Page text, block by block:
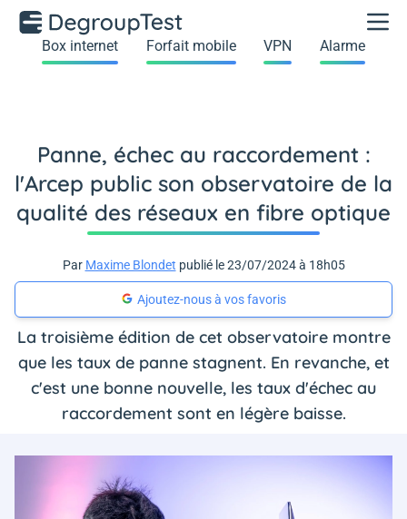
Box internet Forfait mobile VPN Alarme
Panne, échec au raccordement :
l'Arcep public son observatoire de la
qualité des réseaux en fibre optique
Par Maxime Blondet publié le 23/07/2024 à 18h05
Ajoutez-nous à vos favoris
La troisième édition de cet observatoire montre
que les taux de panne stagnent. En revanche, et
c'est une bonne nouvelle, les taux d'échec au
raccordement sont en légère baisse.